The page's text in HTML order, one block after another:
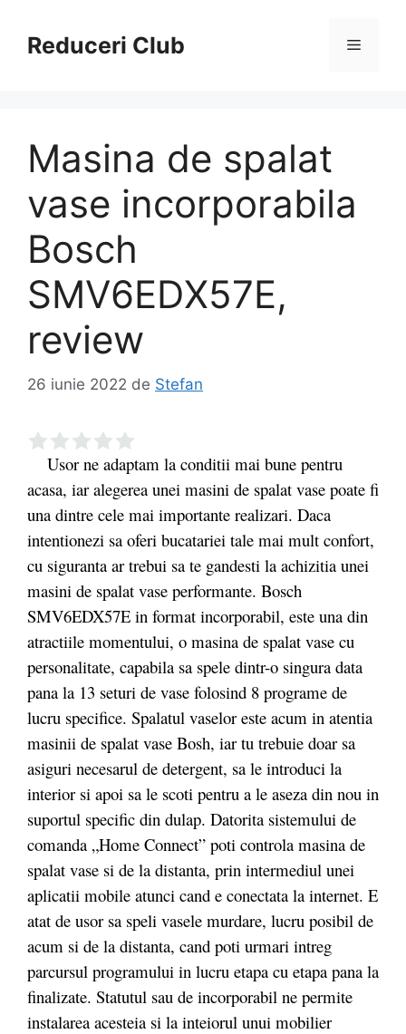
conținutReduceri Club Meniu
Masina de spalat
vase incorporabila
Bosch
SMV6EDX57E,
review
26 iunie 2022 de Stefan
Usor ne adaptam la conditii mai bune pentru
acasa, iar alegerea unei masini de spalat vase poate fi
una dintre cele mai importante realizari. Daca
intentionezi sa oferi bucatariei tale mai mult confort,
cu siguranta ar trebui sa te gandesti la achizitia unei
masini de spalat vase performante. Bosch
SMV6EDX57E in format incorporabil, este una din
atractiile momentului, o masina de spalat vase cu
personalitate, capabila sa spele dintr-o singura data
pana la 13 seturi de vase folosind 8 programe de
lucru specifice. Spalatul vaselor este acum in atentia
masinii de spalat vase Bosh, iar tu trebuie doar sa
asiguri necesarul de detergent, sa le introduci la
interior si apoi sa le scoti pentru a le aseza din nou in
suportul specific din dulap. Datorita sistemului de
comanda „Home Connect” poti controla masina de
spalat vase si de la distanta, prin intermediul unei
aplicatii mobile atunci cand e conectata la internet. E
atat de usor sa speli vasele murdare, lucru posibil de
acum si de la distanta, cand poti urmari intreg
parcursul programului in lucru etapa cu etapa pana la
finalizate. Statutul sau de incorporabil ne permite
instalarea acesteia si la inteiorul unui mobilier